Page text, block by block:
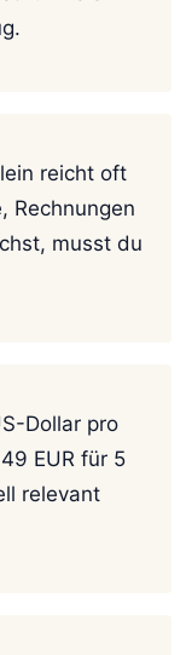
reicht oft
Rechnungen
musst du
Dollar pro
EUR für 5
relevant